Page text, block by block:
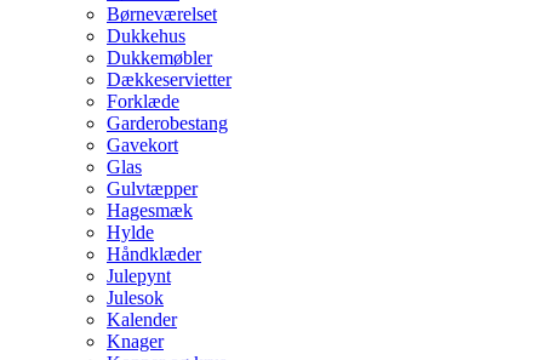
Børneværelset
Dukkehus
Dukkemøbler
Dækkeservietter
Forklæde
Garderobestang
Gavekort
Glas
Gulvtæpper
Hagesmæk
Hylde
Håndklæder
Julepynt
Julesok
Kalender
Knager